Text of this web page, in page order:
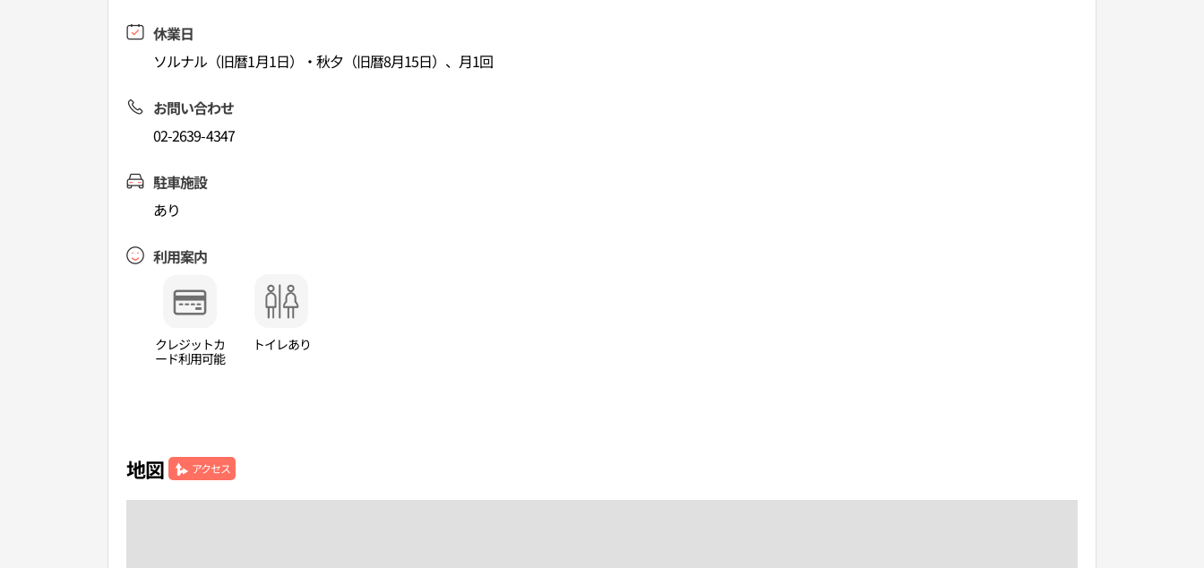
休業日
ソルナル（旧暦1月1日）・秋夕（旧暦8月15日）、月1回
お問い合わせ
02-2639-4347
駐車施設
あり
利用案内
クレジットカ
ード利用可能
トイレあり
地図 アクセス